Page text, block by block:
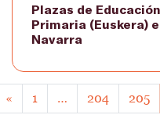
Plazas de Educación
Primaria (Euskera)
Navarra
« 1 … 204 205